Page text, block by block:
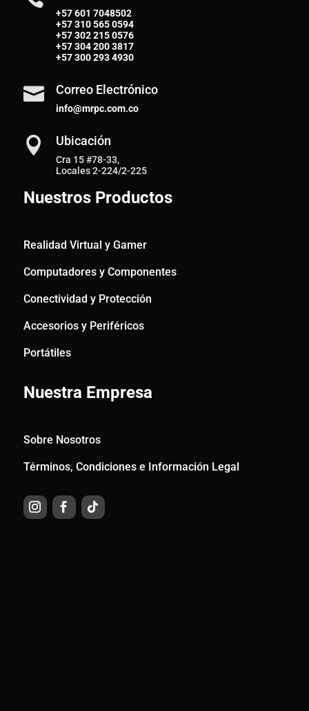
+57 601 7048502
+57310 565 0594
+57302 215 0576
+57304 200 3817
+57300 293 4930
 Correo Electrónico
info@mrpc.com.co
 Ubicación
Cra 15 #78-33,
Locales 2-224/2-225
Nuestros Productos
Realidad Virtual y Gamer
Computadores y Componentes
Conectividad y Protección
Accesorios y Periféricos
Portátiles
Nuestra Empresa
Sobre Nosotros
Términos, Condiciones e Información Legal